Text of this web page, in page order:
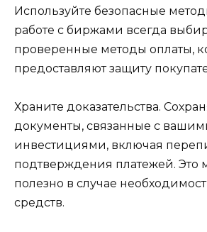
Используйте безопасные
работе с биржами всегда
проверенные методы оплаты,
предоставляют защиту
Храните доказательства.
документы, связанные с
инвестициями, включая
подтверждения платежей. Это
полезно в случае
средств.